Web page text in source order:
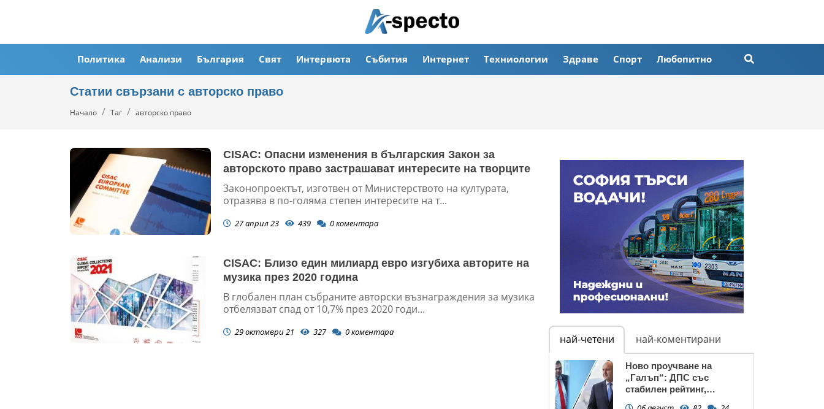
Политика Анализи България Свят Интервюта Събития Интернет Техниологии Здраве Спорт Любопитно
Статии свързани с авторско право
Начало Таг авторско право
CISAC: Опасни изменения в българския Закон за
авторското право застрашават интересите на творците
Законопроектът, изготвен от Министерството на културата,
отразява в по-голяма степен интересите на т...
27 април 23 439 0коментара
CISAC: Близо един милиард евро изгубиха авторите на
музика през 2020 година
В глобален план събраните авторски възнаграждения за музика
отбелязват спад от 10,7% през 2020 годи...
29 октомври 21 327 0коментара
най-четени най-коментирани
Ново проучване на
„Галъп“: ДПС със
стабилен рейтинг,